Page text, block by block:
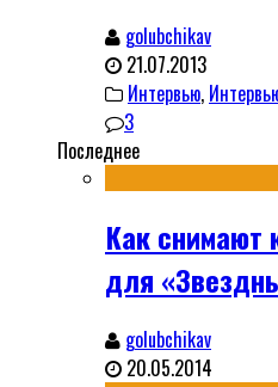
golubchikav
21.07.2013
Интервью,
3
Последнее
Как снимают
для
golubchikav
20.05.2014